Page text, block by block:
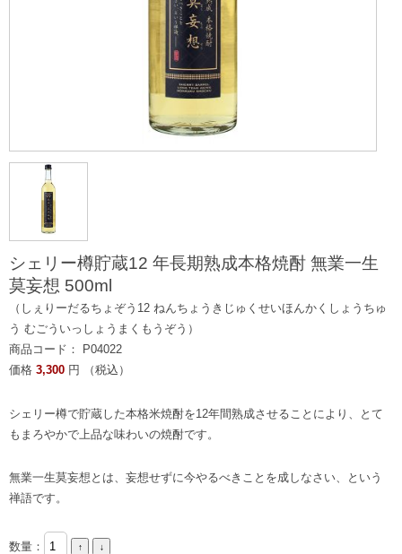
シェリー樽貯蔵12 年長期熟成本格焼酎 無業一生
莫妄想 500ml
（しぇりーだるちょぞう12 ねんちょうきじゅくせいほんかくしょうちゅ
う むごういっしょうまくもうぞう）
商品コード： P04022
価格 3,300 円 （税込）
シェリー樽で貯蔵した本格米焼酎を12年間熟成させることにより、とて
もまろやかで上品な味わいの焼酎です。
無業一生莫妄想とは、妄想せずに今やるべきことを成しなさい、という
禅語です。
数量：